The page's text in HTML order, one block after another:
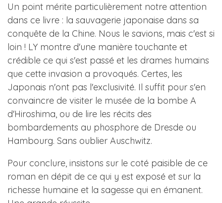
Un point mérite particulièrement notre attention
dans ce livre : la sauvagerie japonaise dans sa
conquête de la Chine. Nous le savions, mais c'est si
loin ! LY montre d'une manière touchante et
crédible ce qui s'est passé et les drames humains
que cette invasion a provoqués. Certes, les
Japonais n'ont pas l'exclusivité. Il suffit pour s'en
convaincre de visiter le musée de la bombe A
d'Hiroshima, ou de lire les récits des
bombardements au phosphore de Dresde ou
Hambourg. Sans oublier Auschwitz.
Pour conclure, insistons sur le coté paisible de ce
roman en dépit de ce qui y est exposé et sur la
richesse humaine et la sagesse qui en émanent.